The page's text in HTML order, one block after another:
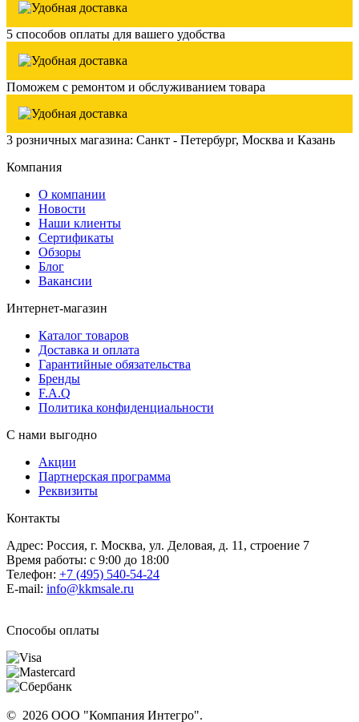
5 способов оплаты для вашего удобства
Поможем с ремонтом и обслуживанием товара
3 розничных магазина: Санкт - Петербург, Москва и Казань
Компания
О компании
Новости
Наши клиенты
Сертификаты
Обзоры
Блог
Вакансии
Интернет-магазин
Каталог товаров
Доставка и оплата
Гарантийные обязательства
Бренды
F.A.Q
Политика конфиденциальности
С нами выгодно
Акции
Партнерская программа
Реквизиты
Контакты
Адрес: Россия, г. Москва, ул. Деловая, д. 11, строение 7
Время работы: с 9:00 до 18:00
Телефон: +7 (495) 540-54-24
E-mail: info@kkmsale.ru
Способы оплаты
© 2026 ООО "Компания Интегро".